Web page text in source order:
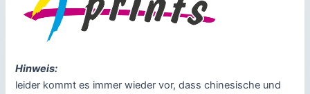
Hinweis:
leider kommt es immer wieder vor, dass chinesische und